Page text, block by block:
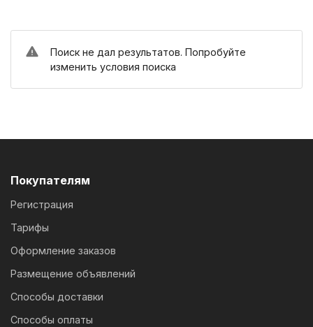
Поиск не дал результатов. Попробуйте
изменить условия поиска
Покупателям
Регистрация
Тарифы
Оформление заказов
Размещение объявлений
Способы доставки
Способы оплаты